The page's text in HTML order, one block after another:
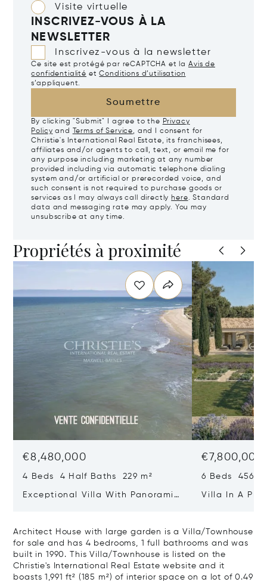
Visite virtuelle
INSCRIVEZ-VOUS À LA
NEWSLETTER
Inscrivez-vous à la newsletter
Ce site est protégé par reCAPTCHA et la Avis de
confidentialité etConditions d’utilisation
s’appliquent.
Soumettre
By clicking "Submit" I agree to the Privacy
Policy and Terms of Service, and I consent for
Christie's International Real Estate, its franchisees,
affiliates and/or agents to call, text, or email me for
any purpose including marketing at any number
provided including via automatic telephone dialing
system and/or artificial or prerecorded voice, and
such consent is not required to purchase goods or
services as I may always call directly here. Standard
data and messaging rate may apply. You may
unsubscribe at any time.
Propriétés à proximité
€8,480,000
4 Beds 4 Half Baths 229 m²
Exceptional Villa With Panoramic
€7,800,000
6 Beds 456
Villa In A
Architect House with large garden is a Villa/Townhouse
for sale and has 4 bedrooms, 1 full bathrooms and was
built in 1990. This Villa/Townhouse is listed on the
Christie's International Real Estate website and it
boasts 1,991 ft² (185 m²) of interior space on a lot of 0.49